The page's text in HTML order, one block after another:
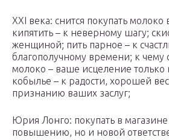
XXI века: снится покупать молоко
кипятить – к неверному шагу;
женщиной; пить парное – к
благополучному времени; к чему
молоко – ваше исцеление только
кобылье – к радости, хорошей
признанию ваших заслуг;
Юрия Лонго: покупать в
повышению, но и новой